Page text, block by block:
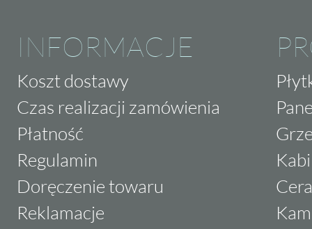
INFORMACJE
Koszt dostawy
Czas realizacji zamówienia
Płatność
Regulamin
Doręczenie towaru
Reklamacje